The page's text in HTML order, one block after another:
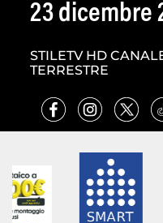
23 dicembre
STILETV HD
TERRESTRE